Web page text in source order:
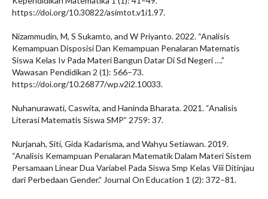
https://doi.org/10.30822/asimtot.v1i1.97.
Nizammudin, M, S Sukamto, and W Priyanto. 2022. “Analisis
Kemampuan Disposisi Dan Kemampuan Penalaran Matematis
Siswa Kelas Iv Pada Materi Bangun Datar Di Sd Negeri ….”
Wawasan Pendidikan 2 (1): 566–73.
https://doi.org/10.26877/wp.v2i2.10033.
Nuhanurawati, Caswita, and Haninda Bharata. 2021. “Analisis
Literasi Matematis Siswa SMP” 2759: 37.
Nurjanah, Siti, Gida Kadarisma, and Wahyu Setiawan. 2019.
“Analisis Kemampuan Penalaran Matematik Dalam Materi Sistem
Persamaan Linear Dua Variabel Pada Siswa Smp Kelas Viii Ditinjau
dari Perbedaan Gender.” Journal On Education 1 (2): 372–81.